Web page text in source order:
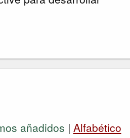
añadidos | Alfabético